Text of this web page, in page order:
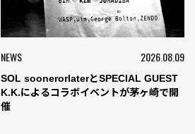
NEWS 2026.08.09
SOL soonerorlaterとSPECIAL GUEST
K.K.によるコラボイベントが茅ヶ崎で開
催